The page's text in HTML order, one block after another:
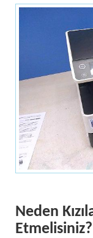
Neden
Etmelisiniz?